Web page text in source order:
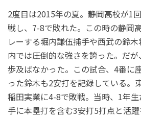
2度目は2015年の夏。静岡高校が1
戦し、7-8で敗れた。この時の静岡
レーする堀内謙伍捕手や西武の鈴
内では圧倒的な強さを誇った。だ
歩及ばなかった。この試合、4番に
った鈴木も2安打を記録している。
稲田実業に4-8で敗戦。当時、1年
手に本塁打を含む3安打5打点と活躍